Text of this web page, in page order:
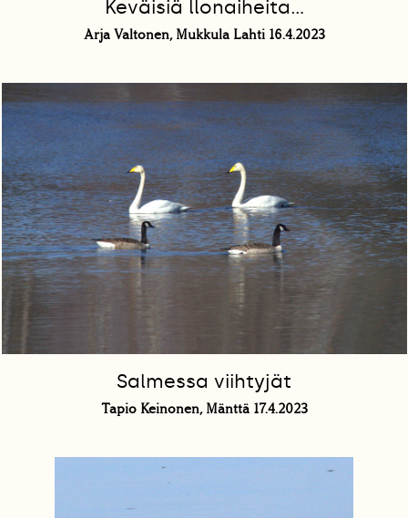
Keväisiä llonaiheita...
Arja Valtonen, Mukkula Lahti 16.4.2023
Salmessa viihtyjät
Tapio Keinonen, Mänttä 17.4.2023